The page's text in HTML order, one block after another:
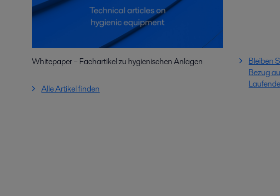
Whitepaper – Fachartikel zu hygienischen Anlagen
Alle Artikel finden
Bleiben
Bezug